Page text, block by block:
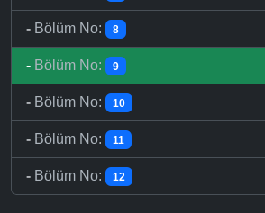
- Bölüm No: 8
- Bölüm No: 9
- Bölüm No: 10
- Bölüm No: 11
- Bölüm No: 12